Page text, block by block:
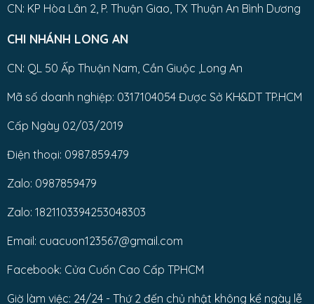
CN: KP Hòa Lân 2, P. Thuận Giao, TX Thuận An Bình Dương
CHI NHÁNH LONG AN
CN: QL 50 Ấp Thuận Nam, Cần Giuộc ,Long An
Mã số doanh nghiệp: 0317104054 Được Sở KH&DT TP.HCM
Cấp Ngày 02/03/2019
Điện thoại: 0987.859.479
Zalo: 0987859479
Zalo: 1821103394253048303
Email: cuacuon123567@gmail.com
Facebook: Cửa Cuốn Cao Cấp TPHCM
Giờ làm việc: 24/24 - Thứ 2 đến chủ nhật không kể ngày lễ